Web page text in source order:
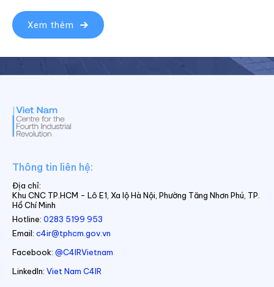
Xem thêm
Thông tin liên hệ:
Địa chỉ:
Khu CNC TP.HCM - Lô E1, Xa lộ Hà Nội, Phường Tăng Nhơn Phú, TP.
Hồ Chí Minh
Hotline: 0283 5199 953
Email: c4ir@tphcm.gov.vn
Facebook: @C4IRVietnam
LinkedIn: Viet Nam C4IR